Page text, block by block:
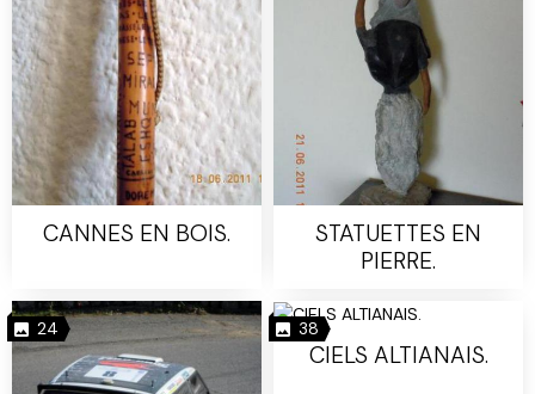
CANNES EN BOIS.
STATUETTES EN
PIERRE.
24 38
CIELS ALTIANAIS.